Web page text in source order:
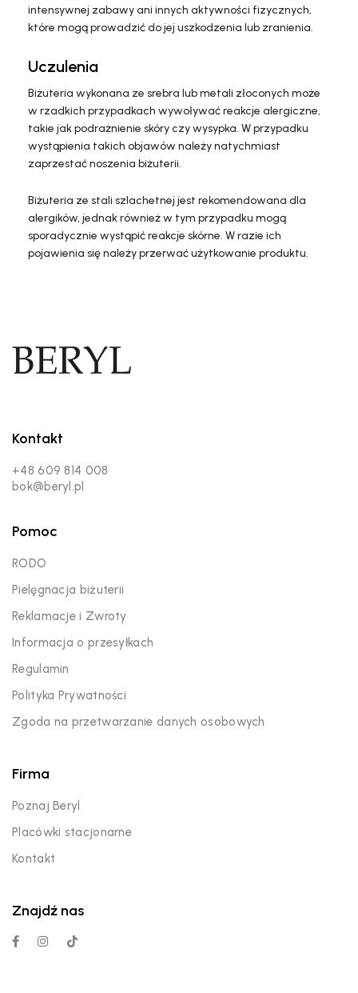
intensywnej zabawy ani innych aktywności fizycznych,
które mogą prowadzić do jej uszkodzenia lub zranienia.
Uczulenia
Biżuteria wykonana ze srebra lub metali złoconych może
w rzadkich przypadkach wywoływać reakcje alergiczne,
takie jak podrażnienie skóry czy wysypka. W przypadku
wystąpienia takich objawów należy natychmiast
zaprzestać noszenia biżuterii.
Biżuteria ze stali szlachetnej jest rekomendowana dla
alergików, jednak również w tym przypadku mogą
sporadycznie wystąpić reakcje skórne. W razie ich
pojawienia się należy przerwać użytkowanie produktu.
Kontakt
+48 609 814 008
bok@beryl.pl
Pomoc
RODO
Pielęgnacja biżuterii
Reklamacje i Zwroty
Informacja o przesyłkach
Regulamin
Polityka Prywatności
Zgoda na przetwarzanie danych osobowych
Firma
Poznaj Beryl
Placówki stacjonarne
Kontakt
Znajdź nas